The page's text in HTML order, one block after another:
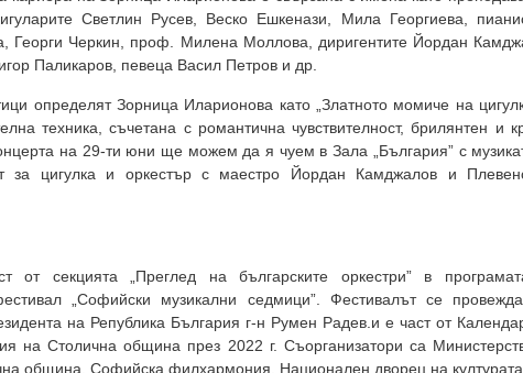
Светлин Русев, Веско Ешкенази, Мила Георгиева,
Георги Черкин, проф. Милена Моллова, диригентите Йордан
Паликаров, певеца Васил Петров и др.
определят Зорница Иларионова като „Златното момиче на
техника, съчетана с романтична чувствителност, брилянтен и
на 29-ти юни ще можем да я чуем в Зала „България” с
за цигулка и оркестър с маестро Йордан Камджалов и
от секцията „Преглед на българските оркестри” в
„Софийски музикални седмици”. Фестивалът се
на Република България г-н Румен Радев.и е част от
на Столична община през 2022 г. Съорганизатори са
община, Софийска филхармония, Национален дворец на културата.